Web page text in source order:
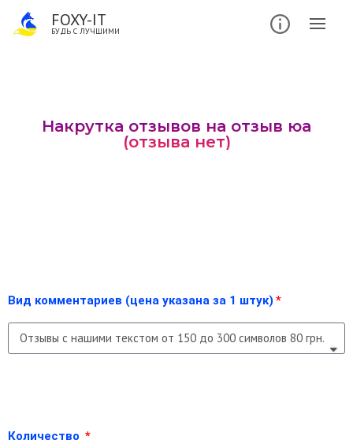
FOXY-IT
БУДЬ С ЛУЧШИМИ
Накрутка отзывов на отзыв юа
(отзыва нет)
Вид комментариев (цена указана за 1 штук)
Количество